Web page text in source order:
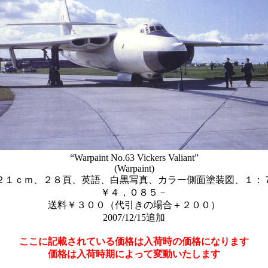
“Warpaint No.63 Vickers Valiant”
(Warpaint)
１ｃｍ、２８頁、英語、白黒写真、カラー側面塗装図、１：
￥４，０８５－
送料￥３００（代引きの場合＋２００）
2007/12/15追加
ここに記載されている価格は入荷時の価格になります
価格は入荷時期によって変動いたします